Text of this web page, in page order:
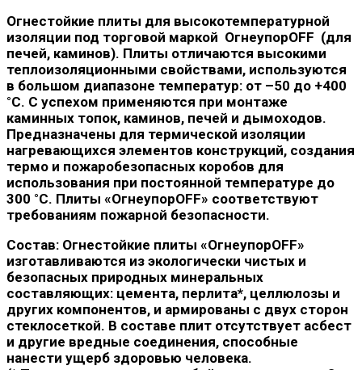
Огнестойкие плиты для высокотемпературной
изоляции под торговой маркой ОгнеупорOFF (для
печей, каминов). Плиты отличаются высокими
теплоизоляционными свойствами, используются
в большом диапазоне температур: от –50 до +400
°C. С успехом применяются при монтаже
каминных топок, каминов, печей и дымоходов.
Предназначены для термической изоляции
нагревающихся элементов конструкций, создания
термо и пожаробезопасных коробов для
использования при постоянной температуре до
300 °С. Плиты «ОгнеупорOFF» соответствуют
требованиям пожарной безопасности.
Состав: Огнестойкие плиты «ОгнеупорOFF»
изготавливаются из экологически чистых и
безопасных природных минеральных
составляющих: цемента, перлита*, целлюлозы и
других компонентов, и армированы с двух сторон
стеклосеткой. В составе плит отсутствует асбест
и другие вредные соединения, способные
нанести ущерб здоровью человека.